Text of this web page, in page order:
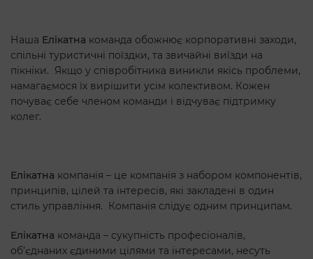
Наша Елікатна команда обожнює корпоративні заходи,
спільні туристичні поїздки, та звичайні виїзди на
пікніки. Якщо у співробітника виникли якісь проблеми,
намагаємося їх вирішити усім колективом. Кожен
почуває себе членом команди і відчуває підтримку
колег.
Елікатна компанія – це компанія з набором компонентів,
принципів, цілей та інтересів, які закладені в один
стиль управління. Компанія слідує одним принципам.
Елікатна команда – сукупність професіоналів,
об’єднаних єдиними цілями та інтересами, несуть